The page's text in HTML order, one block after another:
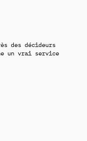
des décideurs
un vrai service